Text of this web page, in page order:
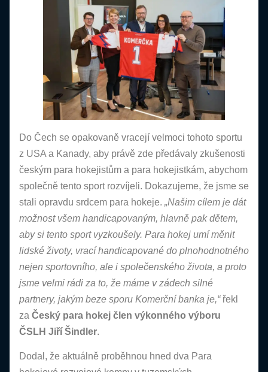
Do Čech se opakovaně vracejí velmoci tohoto sportu
z USA a Kanady, aby právě zde předávaly zkušenosti
českým para hokejistům a para hokejistkám, abychom
společně tento sport rozvíjeli. Dokazujeme, že jsme se
stali opravdu srdcem para hokeje. „Našim cílem je dát
možnost všem handicapovaným, hlavně pak dětem,
aby si tento sport vyzkoušely. Para hokej umí měnit
lidské životy, vrací handicapované do plnohodnotného
nejen sportovního, ale i společenského života, a proto
jsme velmi rádi za to, že máme v zádech silné
partnery, jakým beze sporu Komerční banka je,“řekl
za Český para hokej člen výkonného výboru
ČSLH Jiří Šindler.
Dodal, že aktuálně proběhnou hned dva Para